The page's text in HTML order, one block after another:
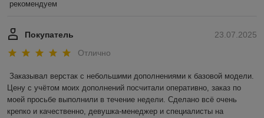
рекомендуем
23.07.2025
Покупатель
Отлично
Заказывал верстак с небольшими дополнениями к базовой модели.
Цену с учётом моих дополнений посчитали оперативно, заказ по
моей просьбе выполнили в течение недели. Сделано всё очень
крепко и качественно, девушка-менеджер и специалисты на